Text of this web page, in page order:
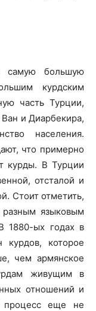
самую большую
курдским
часть Турции,
и Диарбекира,
населения.
что примерно
курды. В Турции
отсталой и
Стоит отметить,
языковым
1880-ых годах в
которое
чем армянское
живущим в
отношений и
процесс еще не